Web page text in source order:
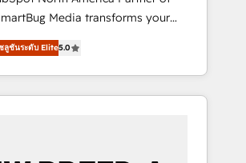
HIPAA attested for enterprise-
Bluleadz? GTM
16+ Years Experience | 1,000+
Media transforms your
into a revenue engine. Our
includes specialized
(AI & Software) and Point
(Paid Media), making this the
ลูชันระดับ Elite5.0